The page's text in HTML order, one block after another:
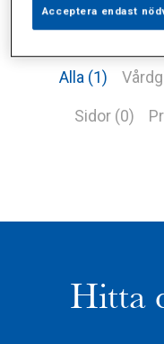
Alla (1)
Sidor (0)
Hitta
Acceptera endast